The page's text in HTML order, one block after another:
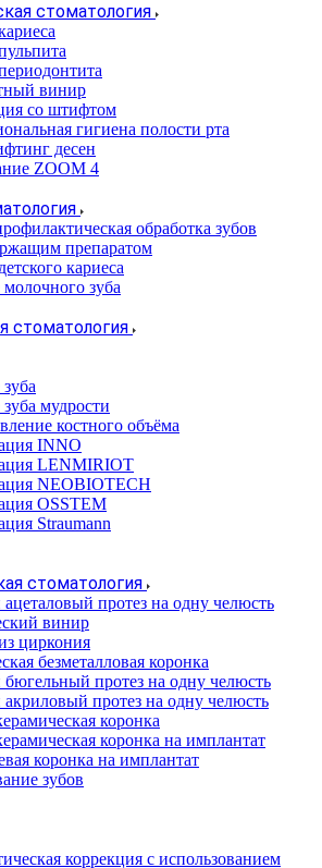
стоматология
винир
со штифтом
гигиена полости рта
десен
ZOOM 4
обработка зубов
препаратом
кариеса
зуба
стоматология
мудрости
костного объёма
INNO
LENMIRIOT
NEOBIOTECH
OSSTEM
Straumann
стоматология
протез на одну челюсть
винир
циркония
безметалловая коронка
протез на одну челюсть
протез на одну челюсть
коронка
коронка на имплантат
коронка на имплантат
зубов
коррекция с использованием